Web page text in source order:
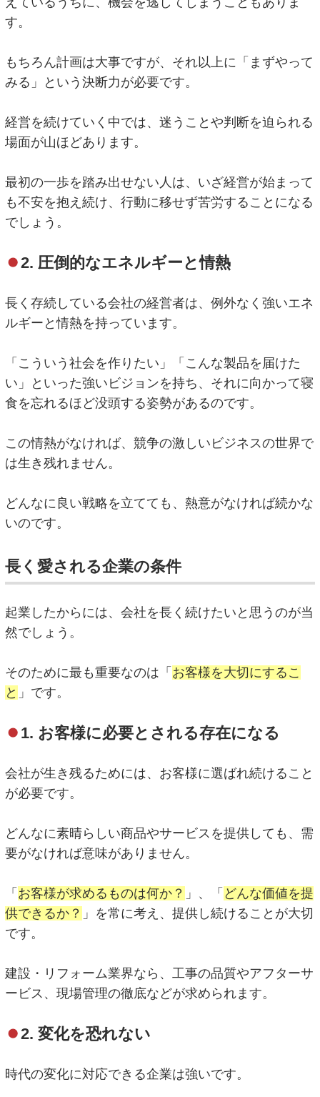
す。
もちろん計画は大事ですが、それ以上に「まずやって
みる」という決断力が必要です。
経営を続けていく中では、迷うことや判断を迫られる
場面が山ほどあります。
最初の一歩を踏み出せない人は、いざ経営が始まって
も不安を抱え続け、行動に移せず苦労することになる
でしょう。
2. 圧倒的なエネルギーと情熱
長く存続している会社の経営者は、例外なく強いエネ
ルギーと情熱を持っています。
「こういう社会を作りたい」「こんな製品を届けた
い」といった強いビジョンを持ち、それに向かって寝
食を忘れるほど没頭する姿勢があるのです。
この情熱がなければ、競争の激しいビジネスの世界で
は生き残れません。
どんなに良い戦略を立てても、熱意がなければ続かな
いのです。
長く愛される企業の条件
起業したからには、会社を長く続けたいと思うのが当
然でしょう。
そのために最も重要なのは「 お客様を大切にするこ
と 」です。
1. お客様に必要とされる存在になる
会社が生き残るためには、お客様に選ばれ続けること
が必要です。
どんなに素晴らしい商品やサービスを提供しても、需
要がなければ意味がありません。
「 お客様が求めるものは何か？ 」、「 どんな価値を提
供できるか？ 」を常に考え、提供し続けることが大切
です。
建設・リフォーム業界なら、工事の品質やアフターサ
ービス、現場管理の徹底などが求められます。
2. 変化を恐れない
時代の変化に対応できる企業は強いです。